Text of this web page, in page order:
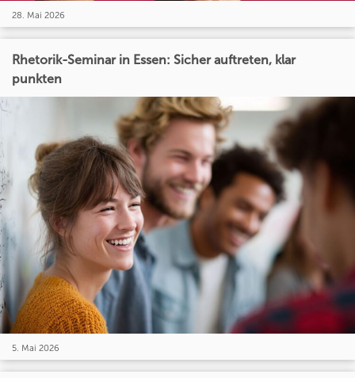
28. Mai 2026
Rhetorik-Seminar in Essen: Sicher auftreten, klar
punkten
5. Mai 2026